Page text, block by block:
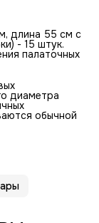
длина 55 см с
- 15 штук.
палаточных
диаметра
обычной